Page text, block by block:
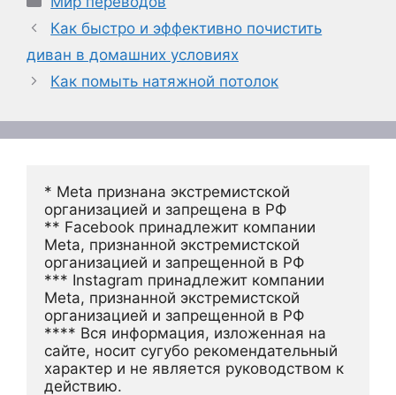
Как быстро и эффективно почистить
диван в домашних условиях
Как помыть натяжной потолок
* Meta признана экстремистской
организацией и запрещена в РФ
** Facebook принадлежит компании
Meta, признанной экстремистской
организацией и запрещенной в РФ
*** Instagram принадлежит компании
Meta, признанной экстремистской
организацией и запрещенной в РФ
**** Вся информация, изложенная на
сайте, носит сугубо рекомендательный
характер и не является руководством к
действию.